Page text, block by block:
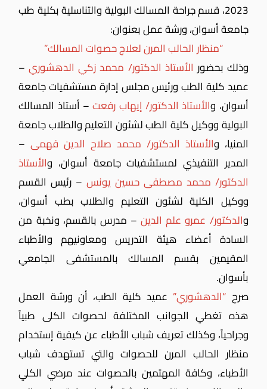
2023، قسم جراحة المسالك البولية والتناسلية بكلية طب
جامعة أسوان، ورشة عمل بعنوان:
“منظار الحالب المرن لعلاج حصوات المسالك”
وذلك بحضور الأستاذ الدكتور/ محمد زكي الدهشوري–
عميد كلية الطب ورئيس مجلس إدارة مستشفيات جامعة
أسوان، والأستاذ الدكتور/ إيهاب رفعت– أستاذ المسالك
البولية ووكيل كلية الطب لشئون التعليم والطلاب جامعة
المنيا، والأستاذ الدكتور/ محمد صلاح الدين فهمى–
المدير التنفيذي لمستشفيات جامعة أسوان، والأستاذ
الدكتور/ محمد مصطفى حسين يونس– رئيس القسم
ووكيل الكلية لشئون التعليم والطلاب بطب أسوان،
والدكتور/ عمرو علم الدين– مدرس بالقسم، ونخبة من
السادة أعضاء هيئة التدريس ومعاونيهم والأطباء
المقيمين بقسم المسالك بالمستشفى الجامعي
بأسوان.
صرح “الدهشوري” عميد كلية الطب، أن ورشة العمل
هذه تغطي الجوانب المختلفة لحصوات الكلى طبياً
وجراحياً، وكذلك تعريف شباب الأطباء عن كيفية إستخدام
منظار الحالب المرن للحصوات والتي تستهدف شباب
الأطباء، وكافة المهتمين بالحصوات عند مرضي الكلي